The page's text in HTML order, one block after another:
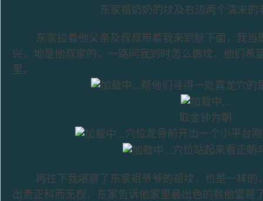
东家祖奶奶的坟及右边两个清末的
东家拉着他父亲及叔叔带着我来到脉下面，我当
兴，地是他叔家的，一路问我到时怎么做坟，他们希
里。
帮他们寻得一处真龙穴的
取金钟为朝
穴位龙骨前开出一个小平台
穴位站起来看正朝
再往下我堪察了东家祖爷爷的祖坟，也是一样的
出贵正科而无权，东家告诉他家里最出色的就他堂哥